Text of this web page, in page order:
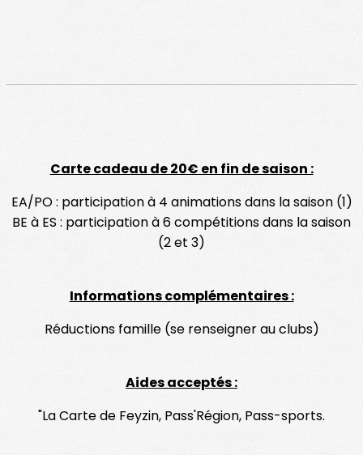
Carte cadeau de 20€ en fin de saison :
EA/PO : participation à 4 animations dans la saison (1)
BE à ES : participation à 6 compétitions dans la saison
(2 et 3)
Informations complémentaires :
Réductions famille (se renseigner au clubs)
Aides acceptés :
"La Carte de Feyzin, Pass'Région, Pass-sports.